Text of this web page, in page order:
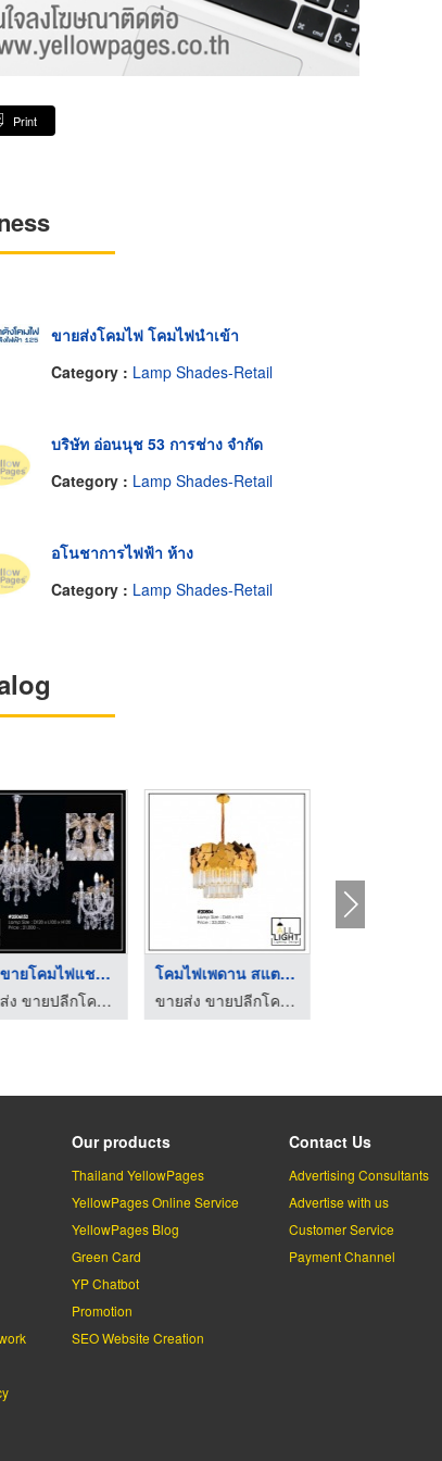
Print
ขายส่งโคมไฟ โคมไฟนำเข้า
Category : Lamp Shades-Retail
บริษัท อ่อนนุช 53 การช่าง จำกัด
Category : Lamp Shades-Retail
อโนชาการไฟฟ้า ห้าง
Category : Lamp Shades-Retail
ร้านขายโคมไฟแชนเดอเร ...
ขายส่ง ขายปลีกโคมไฟ พิษณุโลก - เมืองธรรมไลท์
โคมไฟเพดาน สแตนเลส
ขายส่ง ขายปลีกโคมไฟ พิษณุโลก - เมืองธรรมไลท์
Our products
Thailand YellowPages
YellowPages Online Service
YellowPages Blog
Green Card
YP Chatbot
Promotion
SEO Website Creation
Contact Us
Advertising Consultants
Advertise with us
Customer Service
Payment Channel